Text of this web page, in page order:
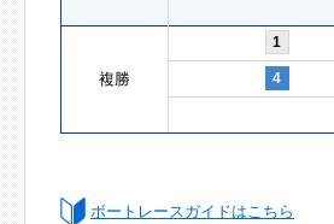
複勝
1
4
ボートレースガイドはこちら